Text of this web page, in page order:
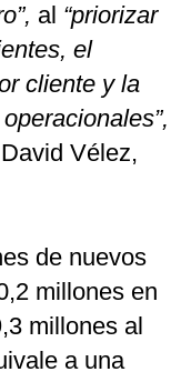
al “priorizar
el
cliente y la
Vélez,
de nuevos
millones en
millones al
a una